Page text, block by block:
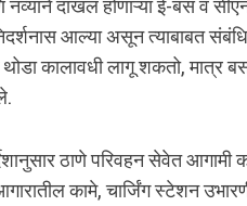
दाखल होणाऱ्या ई-बस व
आल्या असून त्याबाबत
कालावधी लागू शकतो, मात्र
ठाणे परिवहन सेवेत
कामे, चार्जिंग स्टेशन